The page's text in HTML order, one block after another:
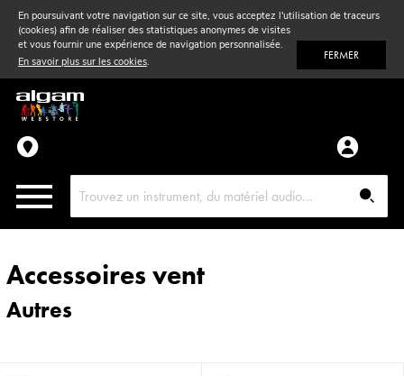
En poursuivant votre navigation sur ce site, vous acceptez l'utilisation de traceurs
(cookies) afin de réaliser des statistiques anonymes de visites
et vous fournir une expérience de navigation personnalisée.
En savoir plus sur les cookies. FERMER
Vent& Violon
Accessoires
Pièces détachées
Accessoires vent
Autres